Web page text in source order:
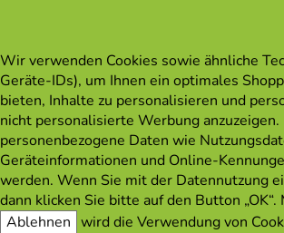
Wir verwenden Cookies sowie ähnliche
Geräte-IDs), um Ihnen ein optimales
bieten, Inhalte zu personalisieren und
nicht personalisierte Werbung anzuzeigen.
personenbezogene Daten wie
Geräteinformationen und Online-
werden. Wenn Sie mit der Datennutzung
dann klicken Sie bitte auf den Button „OK“.
Ablehnen wird die Verwendung von